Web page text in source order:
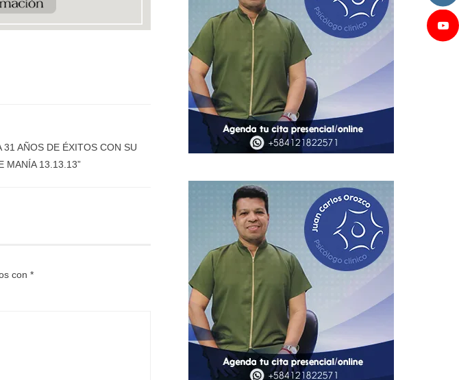
31 AÑOS DE ÉXITOS CON SU
MANÍA 13.13.13”
con *